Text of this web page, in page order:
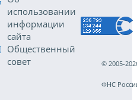
использовании
информации
сайта
Общественный
совет
© 2005-
ФНС